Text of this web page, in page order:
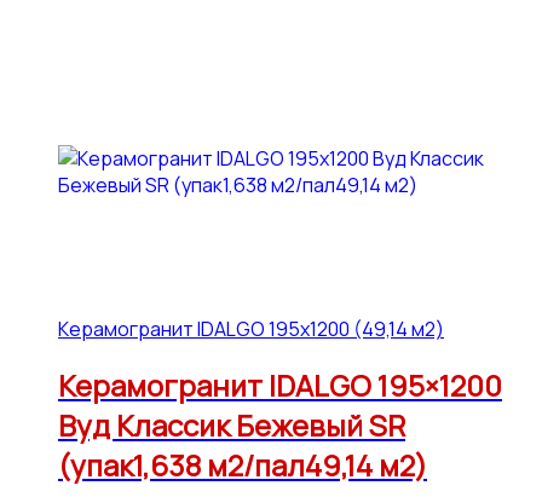
Керамогранит IDALGO 195x1200 (49,14 м2)
Керамогранит IDALGO 195×1200
Вуд Классик Бежевый SR
(упак1,638 м2/пал49,14 м2)